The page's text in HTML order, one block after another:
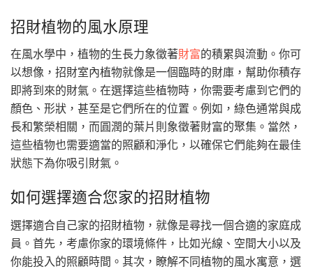
招財植物的風水原理
在風水學中，植物的生長力象徵著財富的積累與流動。你可
以想像，招財室內植物就像是一個臨時的財庫，幫助你積存
即將到來的財氣。在選擇這些植物時，你需要考慮到它們的
顏色、形狀，甚至是它們所在的位置。例如，綠色通常與成
長和繁榮相關，而圓潤的葉片則象徵著財富的聚集。當然，
這些植物也需要適當的照顧和淨化，以確保它們能夠在最佳
狀態下為你吸引財氣。
如何選擇適合您家的招財植物
選擇適合自己家的招財植物，就像是尋找一個合適的家庭成
員。首先，考慮你家的環境條件，比如光線、空間大小以及
你能投入的照顧時間。其次，瞭解不同植物的風水寓意，選